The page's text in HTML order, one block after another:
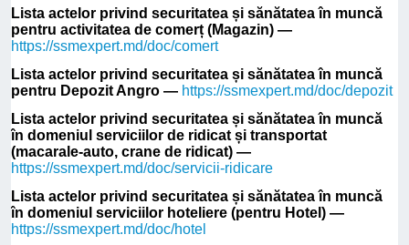
Lista actelor privind securitatea și sănătatea în muncă
pentru activitatea de comerț (Magazin) —
https://ssmexpert.md/doc/comert
Lista actelor privind securitatea și sănătatea în muncă
pentru Depozit Angro — https://ssmexpert.md/doc/depozit
Lista actelor privind securitatea și sănătatea în muncă
în domeniul serviciilor de ridicat și transportat
(macarale-auto, crane de ridicat) —
https://ssmexpert.md/doc/servicii-ridicare
Lista actelor privind securitatea și sănătatea în muncă
în domeniul serviciilor hoteliere (pentru Hotel) —
https://ssmexpert.md/doc/hotel